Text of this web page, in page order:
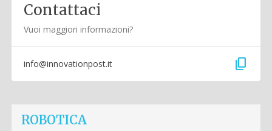
Contattaci
Vuoi maggiori informazioni?
info@innovationpost.it content_copy
ROBOTICA